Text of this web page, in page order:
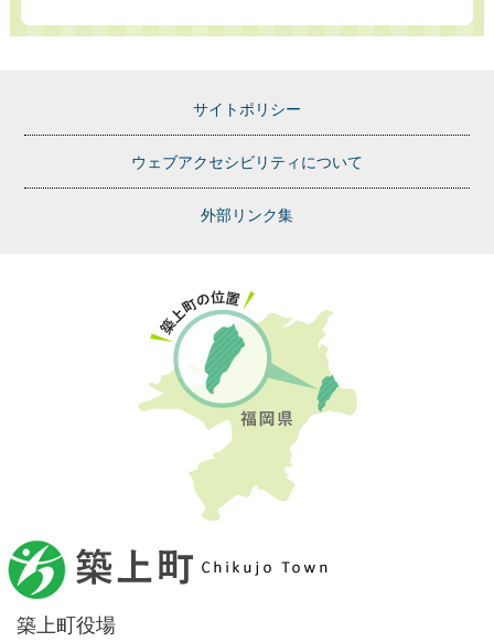
サイトポリシー
ウェブアクセシビリティについて
外部リンク集
築上町役場